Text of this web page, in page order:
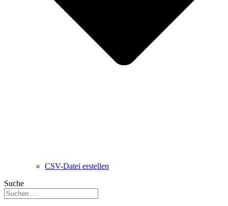
CSV-Datei erstellen
Suche